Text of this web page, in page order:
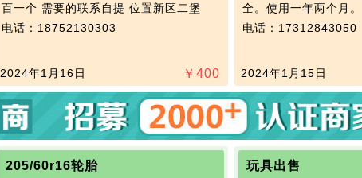
百一个 需要的联系自提 位置新区二堡
电话：18752130303
￥ 400
2024年1月16日
全。使用一年两个月。
电话：17312843050
2024年1月15日
205/60r16轮胎 玩具出售